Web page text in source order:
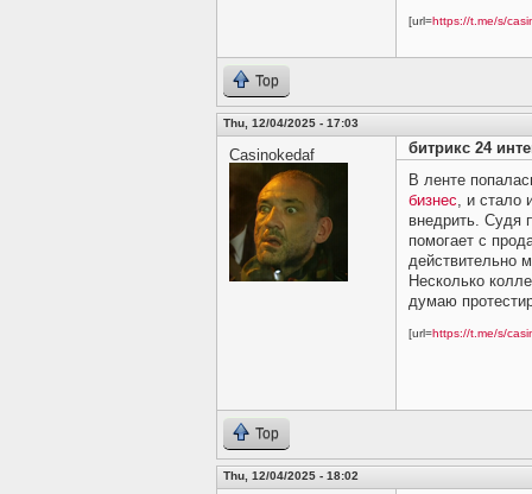
[url=https://t.me/s/
Top
Thu, 12/04/2025 - 17:03
Casinokedaf
битрикс 24
В ленте
бизнес, и стало
внедрить. Судя
помогает с
действительно
Несколько
думаю
[url=https://t.me/s/
Top
Thu, 12/04/2025 - 18:02